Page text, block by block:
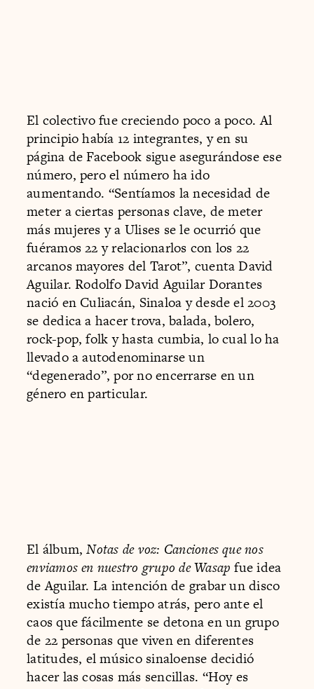
El colectivo fue creciendo poco a poco. Al
principio había 12 integrantes, y en su
página de Facebook sigue asegurándose ese
número, pero el número ha ido
aumentando. “Sentíamos la necesidad de
meter a ciertas personas clave, de meter
más mujeres y a Ulises se le ocurrió que
fuéramos 22 y relacionarlos con los 22
arcanos mayores del Tarot”, cuenta David
Aguilar. Rodolfo David Aguilar Dorantes
nació en Culiacán, Sinaloa y desde el 2003
se dedica a hacer trova, balada, bolero,
rock-pop, folk y hasta cumbia, lo cual lo ha
llevado a autodenominarse un
“degenerado”, por no encerrarse en un
género en particular.
El álbum,Notas de voz: Canciones que nos
enviamos en nuestro grupo de Wasap fue idea
de Aguilar. La intención de grabar un disco
existía mucho tiempo atrás, pero ante el
caos que fácilmente se detona en un grupo
de 22 personas que viven en diferentes
latitudes, el músico sinaloense decidió
hacer las cosas más sencillas. “Hoy es